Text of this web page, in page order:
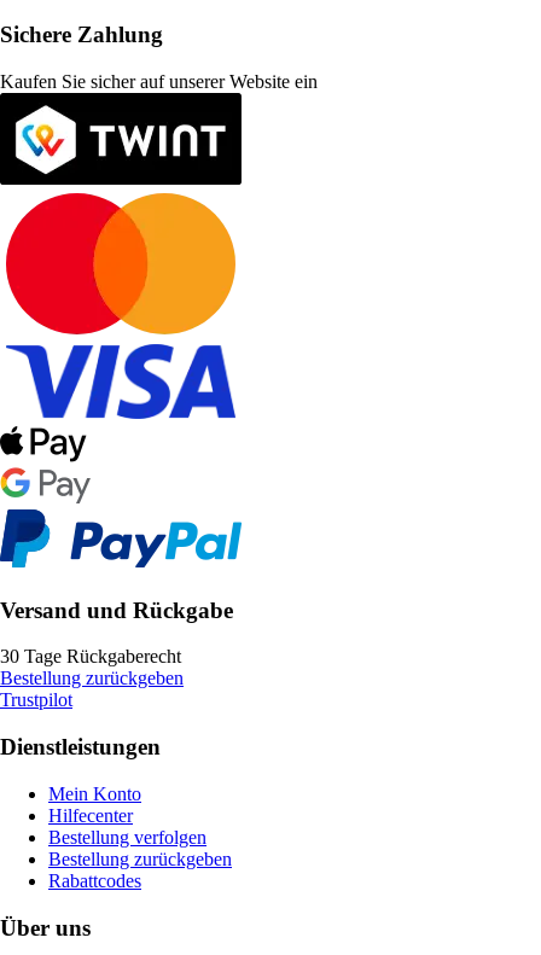
Sichere Zahlung
Kaufen Sie sicher auf unserer Website ein
Versand und Rückgabe
30 Tage Rückgaberecht
Bestellung zurückgeben
Trustpilot
Dienstleistungen
Mein Konto
Hilfecenter
Bestellung verfolgen
Bestellung zurückgeben
Rabattcodes
Über uns